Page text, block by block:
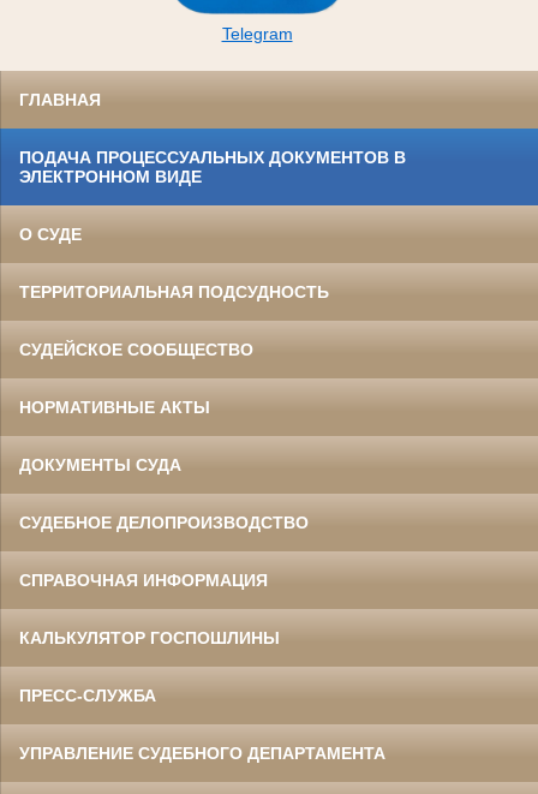
Telegram
ГЛАВНАЯ
ПОДАЧА ПРОЦЕССУАЛЬНЫХ ДОКУМЕНТОВ В
ЭЛЕКТРОННОМ ВИДЕ
О СУДЕ
ТЕРРИТОРИАЛЬНАЯ ПОДСУДНОСТЬ
СУДЕЙСКОЕ СООБЩЕСТВО
НОРМАТИВНЫЕ АКТЫ
ДОКУМЕНТЫ СУДА
СУДЕБНОЕ ДЕЛОПРОИЗВОДСТВО
СПРАВОЧНАЯ ИНФОРМАЦИЯ
КАЛЬКУЛЯТОР ГОСПОШЛИНЫ
ПРЕСС-СЛУЖБА
УПРАВЛЕНИЕ СУДЕБНОГО ДЕПАРТАМЕНТА